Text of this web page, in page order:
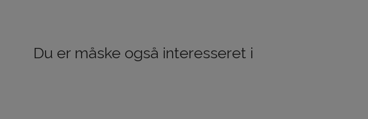
Du er måske også interesseret i